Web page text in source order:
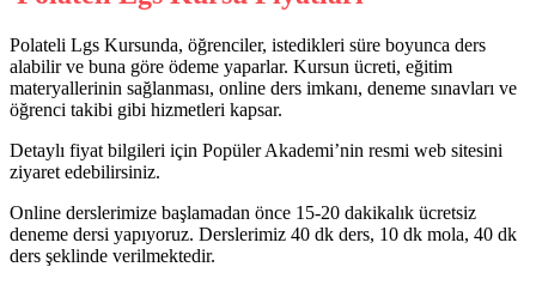
Polateli Lgs Kursunda, öğrenciler, istedikleri süre boyunca ders
alabilir ve buna göre ödeme yaparlar. Kursun ücreti, eğitim
materyallerinin sağlanması, online ders imkanı, deneme sınavları ve
öğrenci takibi gibi hizmetleri kapsar.
Detaylı fiyat bilgileri için Popüler Akademi’nin resmi web sitesini
ziyaret edebilirsiniz.
Online derslerimize başlamadan önce 15-20 dakikalık ücretsiz
deneme dersi yapıyoruz. Derslerimiz 40 dk ders, 10 dk mola, 40 dk
ders şeklinde verilmektedir.